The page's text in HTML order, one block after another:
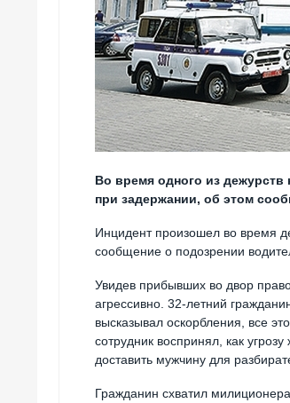
Во время одного из
при задержании, об этом
Инцидент произошел во время
сообщение о подозрении
Увидев прибывших во двор
агрессивно. 32-летний
высказывал оскорбления, все
сотрудник воспринял, как
доставить мужчину для
Гражданин схватил